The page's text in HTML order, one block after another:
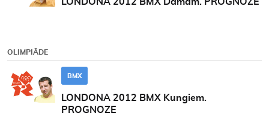
OLIMPIĀDE
BMX
LONDONA 2012 BMX Kungiem.
PROGNOZE